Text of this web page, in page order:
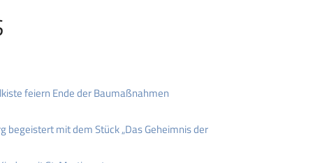
feiern Ende der Baumaßnahmen
begeistert mit dem Stück „Das Geheimnis der